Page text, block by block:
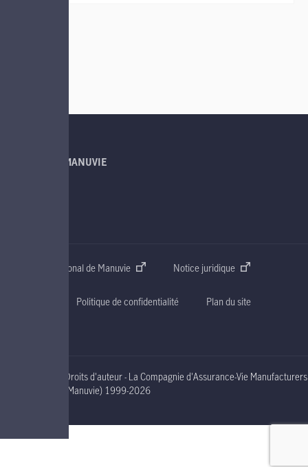
À PROPOS DE MANUVIE
Site web international de Manuvie Notice juridique
Politique de confidentialité Plan du site
Droits d'auteur - La Compagnie d'Assurance-Vie Manufacturers
(Manuvie) nineteen ninety nine to two thousand and nineteen
1999-2026